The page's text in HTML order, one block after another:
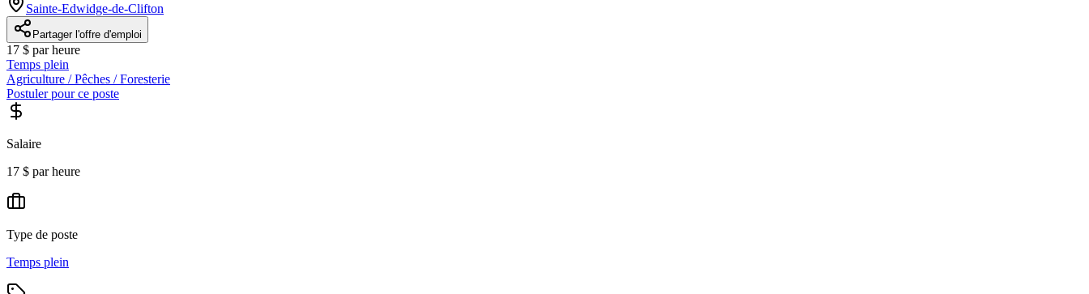
Sainte-Edwidge-de-Clifton
Partager l'offre d'emploi
17 $ par heure
Temps plein
Agriculture / Pêches / Foresterie
Postuler pour ce poste
Salaire
17 $ par heure
Type de poste
Temps plein